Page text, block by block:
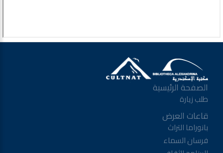
الصفحة الرئيسية
طلب زيارة
قاعات العرض
بانوراما التراث
فرسان السماء